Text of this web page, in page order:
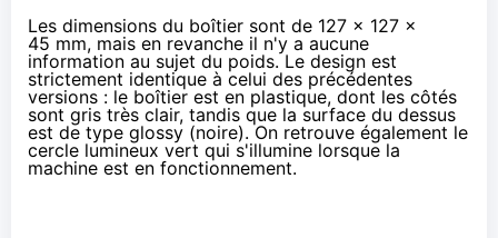
Les dimensions du boîtier sont de 127 x 127 x
45 mm, mais en revanche il n'y a aucune
information au sujet du poids. Le design est
strictement identique à celui des précédentes
versions : le boîtier est en plastique, dont les côtés
sont gris très clair, tandis que la surface du dessus
est de type glossy (noire). On retrouve également le
cercle lumineux vert qui s'illumine lorsque la
machine est en fonctionnement.